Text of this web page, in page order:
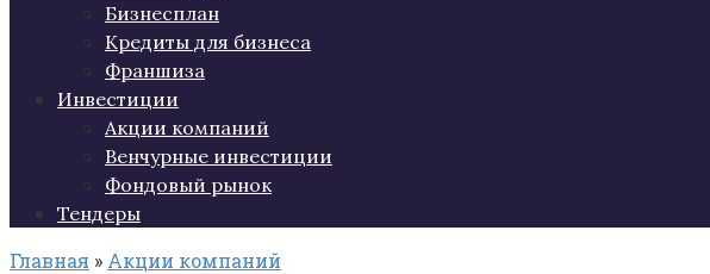
Бизнесплан
Кредиты для бизнеса
Франшиза
Инвестиции
Акции компаний
Венчурные инвестиции
Фондовый рынок
Тендеры
Главная » Акции компаний